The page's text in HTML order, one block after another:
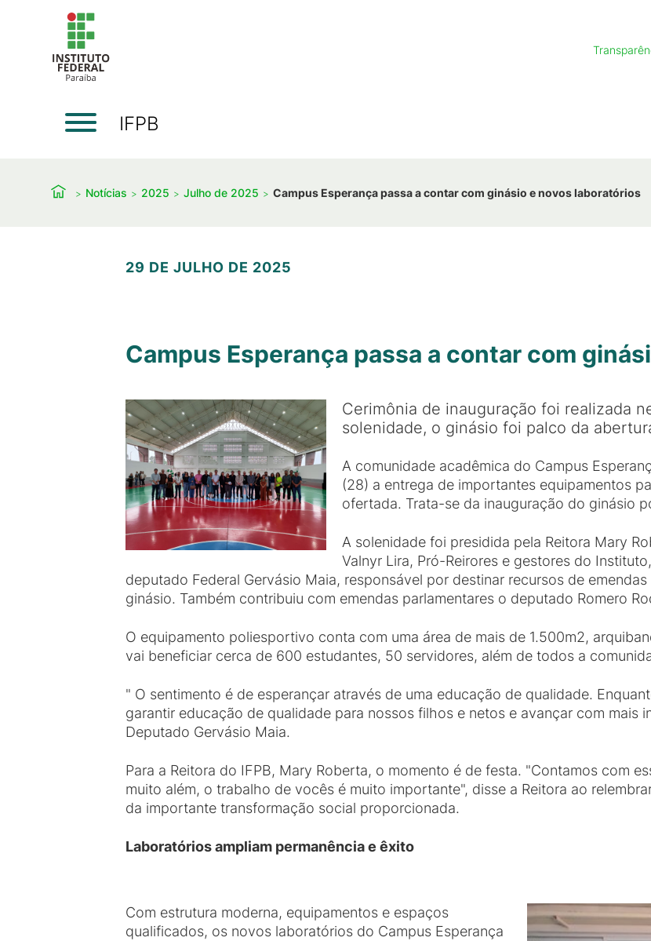
IFPB
Notícias 2025 Julho de 2025 Campus Esperança passa a contar com ginásio e novos laboratórios
29 DE JULHO DE 2025
Campus Esperança passa a contar com
Cerimônia de inauguração foi realizada
solenidade, o ginásio foi palco da
A comunidade acadêmica do Campus
(28) a entrega de importantes equipamentos
ofertada. Trata-se da inauguração do ginásio
A solenidade foi presidida pela Reitora Mary
Valnyr Lira, Pró-Reirores e gestores do
deputado Federal Gervásio Maia, responsável por destinar recursos de
ginásio. Também contribuiu com emendas parlamentares o deputado Romero
O equipamento poliesportivo conta com uma área de mais de 1.500m2,
vai beneficiar cerca de 600 estudantes, 50 servidores, além de todos a
" O sentimento é de esperançar através de uma educação de qualidade.
garantir educação de qualidade para nossos filhos e netos e avançar com mais
Deputado Gervásio Maia.
Para a Reitora do IFPB, Mary Roberta, o momento é de festa. "Contamos com
muito além, o trabalho de vocês é muito importante", disse a Reitora ao
da importante transformação social proporcionada.
Laboratórios ampliam permanência e êxito
Com estrutura moderna, equipamentos e espaços
qualificados, os novos laboratórios do Campus Esperança